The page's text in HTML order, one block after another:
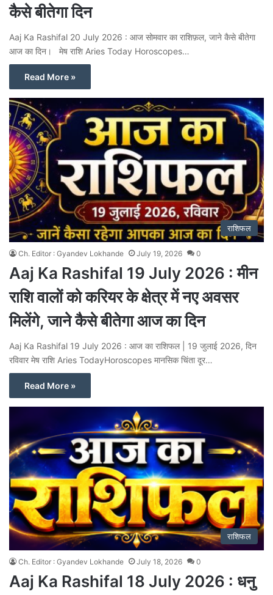
कैसे बीतेगा दिन
Aaj Ka Rashifal 20 July 2026 : आज सोमवार का राशिफ़ल, जाने कैसे बीतेगा
आज का दिन। मेष राशि Aries Today Horoscopes…
Read More »
राशिफल
Ch. Editor : Gyandev Lokhande July 19, 2026 0
Aaj Ka Rashifal 19 July 2026 : मीन
राशि वालों को करियर के क्षेत्र में नए अवसर
मिलेंगे, जाने कैसे बीतेगा आज का दिन
Aaj Ka Rashifal 19 July 2026 : आज का राशिफल | 19 जुलाई 2026, दिन
रविवार मेष राशि Aries TodayHoroscopes मानसिक चिंता दूर…
Read More »
राशिफल
Ch. Editor : Gyandev Lokhande July 18, 2026 0
Aaj Ka Rashifal 18 July 2026 : धनु